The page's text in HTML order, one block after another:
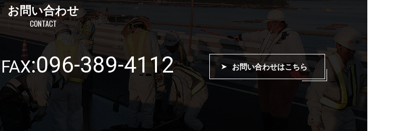
お問い合わせ
CONTACT
FAX:096-389-4112 お問い合わせはこちら